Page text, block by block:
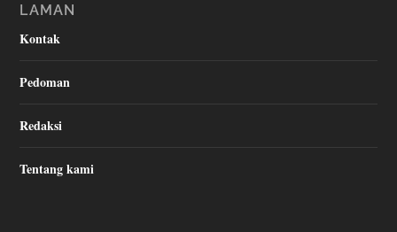
LAMAN
Kontak
Pedoman
Redaksi
Tentang kami